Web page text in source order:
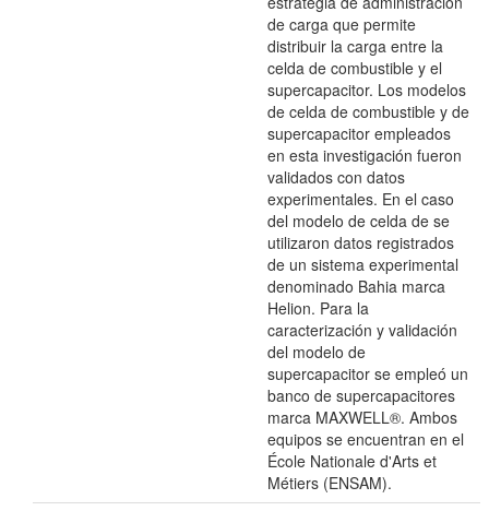
de carga que permite
distribuir la carga entre la
celda de combustible y el
supercapacitor. Los modelos
de celda de combustible y de
supercapacitor empleados
en esta investigación fueron
validados con datos
experimentales. En el caso
del modelo de celda de se
utilizaron datos registrados
de un sistema experimental
denominado Bahia marca
Helion. Para la
caracterización y validación
del modelo de
supercapacitor se empleó un
banco de supercapacitores
marca MAXWELL®. Ambos
equipos se encuentran en el
École Nationale d'Arts et
Métiers (ENSAM).